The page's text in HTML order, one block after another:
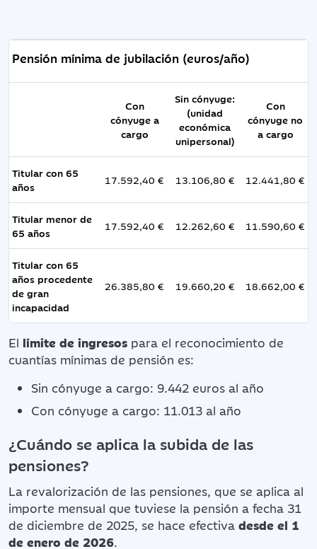
Pensión mínima de jubilación (euros/año)
Con
cónyuge a
cargo
Sin cónyuge:
(unidad
económica
unipersonal)
Con
cónyuge no
a cargo
Titular con 65
años
17.592,40 € 13.106,80 € 12.441,80 €
Titular menor de
65 años
17.592,40 € 12.262,60 € 11.590,60 €
Titular con 65
años procedente
de gran
incapacidad
26.385,80 € 19.660,20 € 18.662,00 €
El límite de ingresos para el reconocimiento de
cuantías mínimas de pensión es:
Sin cónyuge a cargo: 9.442 euros al año
Con cónyuge a cargo: 11.013 al año
¿Cuándo se aplica la subida de las
pensiones?
La revalorización de las pensiones, que se aplica al
importe mensual que tuviese la pensión a fecha 31
de diciembre de 2025, se hace efectiva desde el 1
de enero de 2026.